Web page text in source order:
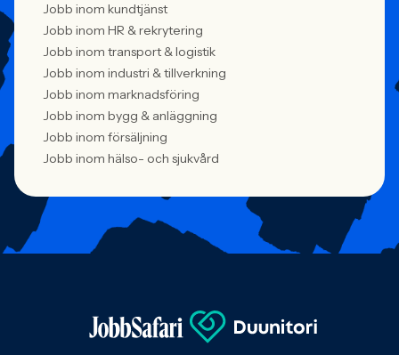
Jobb inom kundtjänst
Jobb inom HR & rekrytering
Jobb inom transport & logistik
Jobb inom industri & tillverkning
Jobb inom marknadsföring
Jobb inom bygg & anläggning
Jobb inom försäljning
Jobb inom hälso- och sjukvård